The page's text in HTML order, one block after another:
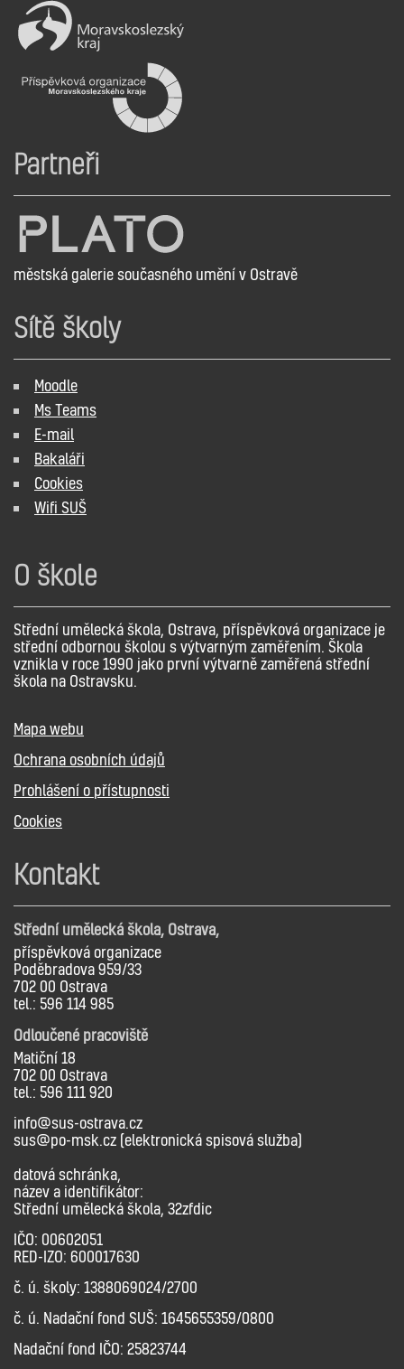
Partneři
městská galerie současného umění v Ostravě
Sítě školy
Moodle
Ms Teams
E-mail
Bakaláři
Cookies
Wifi SUŠ
O škole
Střední umělecká škola, Ostrava, příspěvková organizace je
střední odbornou školou s výtvarným zaměřením. Škola
vznikla v roce 1990 jako první výtvarně zaměřená střední
škola na Ostravsku.
Mapa webu
Ochrana osobních údajů
Prohlášení o přístupnosti
Cookies
Kontakt
Střední umělecká škola, Ostrava,
příspěvková organizace
Poděbradova 959/33
702 00 Ostrava
tel.: 596 114 985
Odloučené pracoviště
Matiční 18
702 00 Ostrava
tel.: 596 111 920
info@sus-ostrava.cz
sus@po-msk.cz (elektronická spisová služba)
datová schránka,
název a identifikátor:
Střední umělecká škola, 32zfdic
IČO: 00602051
RED-IZO: 600017630
č. ú. školy: 1388069024/2700
č. ú. Nadační fond SUŠ: 1645655359/0800
Nadační fond IČO: 25823744